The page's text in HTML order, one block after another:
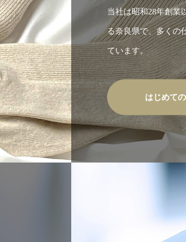
当社は昭和28年創業
る奈良県で、多くの
ています。
はじめて